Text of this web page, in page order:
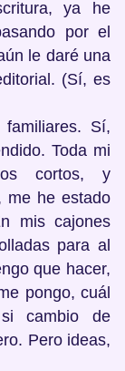
ya he
por el
le daré una
(Sí, es
Sí,
Toda mi
cortos, y
me he estado
mis cajones
para al
que hacer,
pongo, cuál
cambio de
Pero ideas,